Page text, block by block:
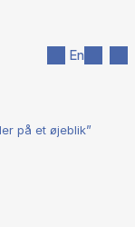
En
på et øjeblik”